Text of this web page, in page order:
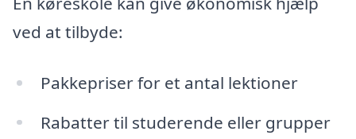
ved at tilbyde:
Pakkepriser for et antal lektioner
Rabatter til studerende eller grupper